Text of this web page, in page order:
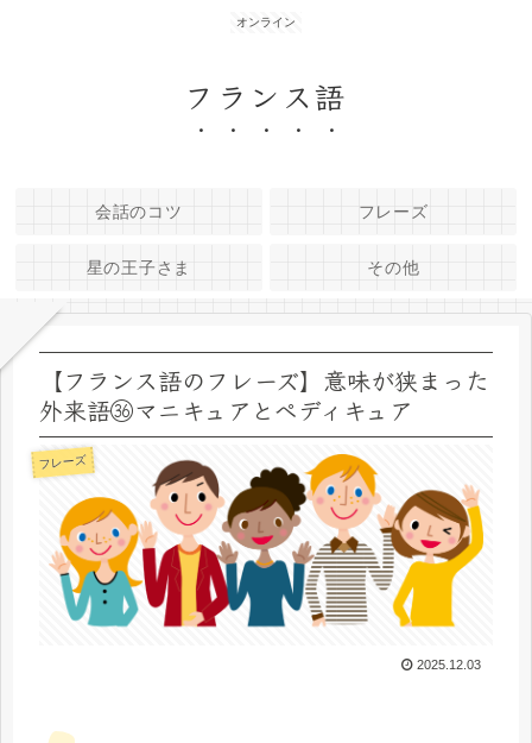
オンライン
フランス語
会話のコツ フレーズ
星の王子さま その他
【フランス語のフレーズ】意味が狭まった
外来語㊱マニキュアとペディキュア
フレーズ
2025.12.03